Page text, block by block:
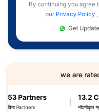
By continuing you agree
our Privacy Policy ,
Get
53 Partners
विमा Partners
13.2
नोंदणीकृत
we are